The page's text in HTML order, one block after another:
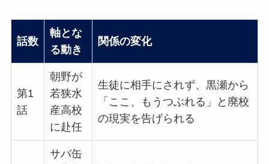
話数
軸とな
る動き
関係の変化
第1
話
朝野が
若狭水
産高校
に赴任
生徒に相手にされず、黒瀬から
「ここ、もうつぶれる」と廃校
の現実を告げられる
サバ缶